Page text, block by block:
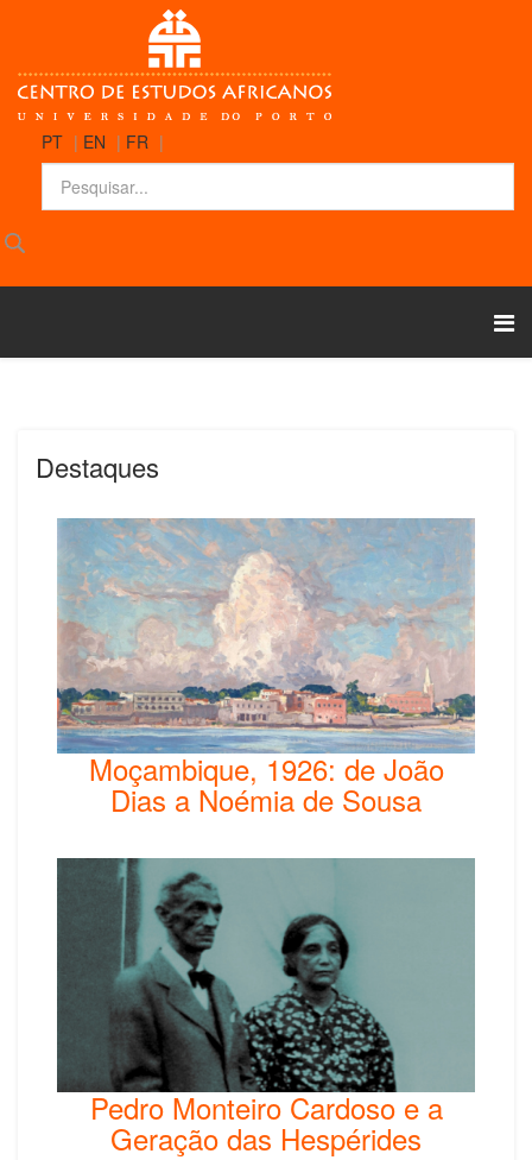
PT | EN | FR |
Destaques
Moçambique, 1926: de João
Dias a Noémia de Sousa
Pedro Monteiro Cardoso e a
Geração das Hespérides